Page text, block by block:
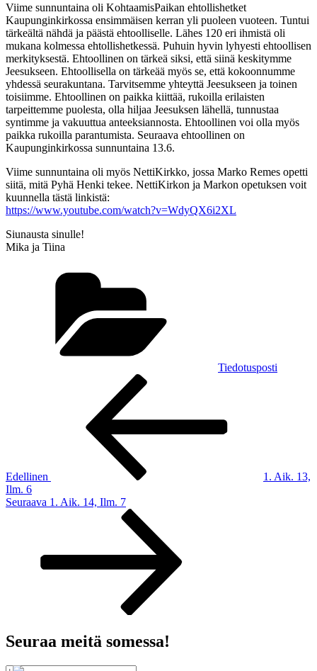
Viime sunnuntaina oli KohtaamisPaikan ehtollishetket
Kaupunginkirkossa ensimmäisen kerran yli puoleen vuoteen. Tuntui
tärkeältä nähdä ja päästä ehtoolliselle. Lähes 120 eri ihmistä oli
mukana kolmessa ehtollishetkessä. Puhuin hyvin lyhyesti ehtoollisen
merkityksestä. Ehtoollinen on tärkeä siksi, että siinä keskitymme
Jeesukseen. Ehtoollisella on tärkeää myös se, että kokoonnumme
yhdessä seurakuntana. Tarvitsemme yhteyttä Jeesukseen ja toinen
toisiimme. Ehtoollinen on paikka kiittää, rukoilla erilaisten
tarpeittemme puolesta, olla hiljaa Jeesuksen lähellä, tunnustaa
syntimme ja vakuuttua anteeksiannosta. Ehtoollinen voi olla myös
paikka rukoilla parantumista. Seuraava ehtoollinen on
Kaupunginkirkossa sunnuntaina 13.6.
Viime sunnuntaina oli myös NettiKirkko, jossa Marko Remes opetti
siitä, mitä Pyhä Henki tekee. NettiKirkon ja Markon opetuksen voit
kuunnella tästä linkistä:
https://www.youtube.com/watch?v=WdyQX6i2XL
Siunausta sinulle!
Mika ja Tiina
Tiedotusposti
Edellinen
1. Aik. 13,
Ilm. 6
Seuraava
Seuraava 1. Aik. 14, Ilm. 7
Seuraa meitä somessa!